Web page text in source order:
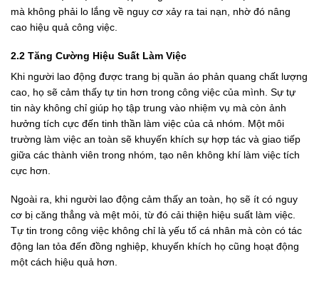
mà không phải lo lắng về nguy cơ xảy ra tai nạn, nhờ đó nâng
cao hiệu quả công việc.
2.2 Tăng Cường Hiệu Suất Làm Việc
Khi người lao động được trang bị quần áo phản quang chất lượng
cao, họ sẽ cảm thấy tự tin hơn trong công việc của mình. Sự tự
tin này không chỉ giúp họ tập trung vào nhiệm vụ mà còn ảnh
hưởng tích cực đến tinh thần làm việc của cả nhóm. Một môi
trường làm việc an toàn sẽ khuyến khích sự hợp tác và giao tiếp
giữa các thành viên trong nhóm, tạo nên không khí làm việc tích
cực hơn.
Ngoài ra, khi người lao động cảm thấy an toàn, họ sẽ ít có nguy
cơ bị căng thẳng và mệt mỏi, từ đó cải thiện hiệu suất làm việc.
Tự tin trong công việc không chỉ là yếu tố cá nhân mà còn có tác
động lan tỏa đến đồng nghiệp, khuyến khích họ cũng hoạt động
một cách hiệu quả hơn.